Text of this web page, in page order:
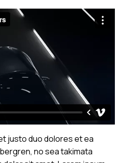
justo duo dolores et ea
no sea takimata